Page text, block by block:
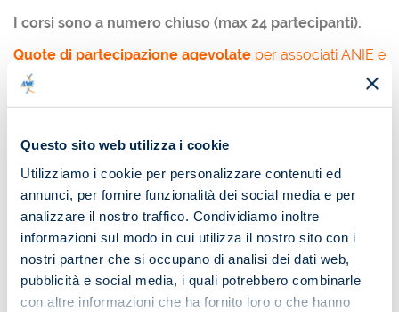
Questo sito web utilizza i cookie
Utilizziamo i cookie per personalizzare contenuti ed
annunci, per fornire funzionalità dei social media e per
analizzare il nostro traffico. Condividiamo inoltre
informazioni sul modo in cui utilizza il nostro sito con i
nostri partner che si occupano di analisi dei dati web,
pubblicità e social media, i quali potrebbero combinarle
con altre informazioni che ha fornito loro o che hanno
I corsi sono a numero chiuso (max 24 partecipanti).
Quote di partecipazione agevolate per associati ANIE e
AIPS/UMAN e per iscrizioni superiori a due.
OBIETTIVO
Offrire a tutti gli operatori del settore una preparazione
puntuale attraverso un programma didattico – sia
tecnico che pratico – che fornisce da un lato le
competenze necessarie per l’attività di manutenzione dei
presìdi e degli impianti di rivelazione e allarme incendio e
dall’altro la corretta informazione a tutte le figure che
operano nel settore delle tecniche di manutenzione, alla